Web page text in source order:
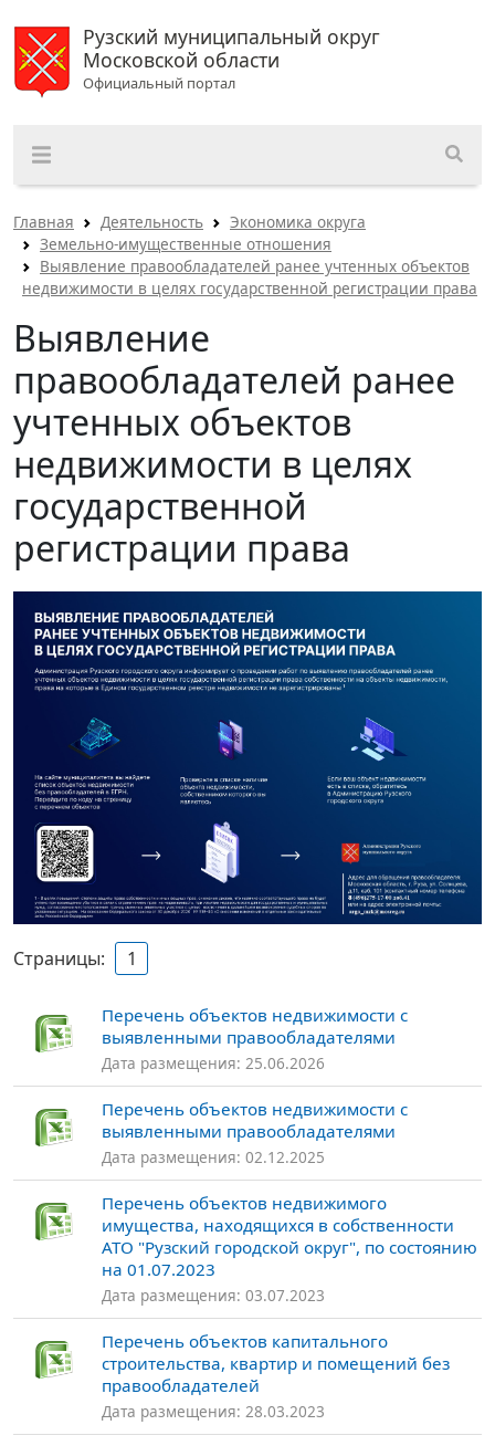
Рузский муниципальный округ
Московской области
Официальный портал
Главная Деятельность
Экономика округа
Земельно-имущественные отношения
Выявление правообладателей ранее учтенных объектов
недвижимости в целях государственной регистрации права
Выявление
правообладателей ранее
учтенных объектов
недвижимости в целях
государственной
регистрации права
Страницы: 1
Перечень объектов недвижимости с
выявленными правообладателями
Дата размещения: 25.06.2026
Перечень объектов недвижимости с
выявленными правообладателями
Дата размещения: 02.12.2025
Перечень объектов недвижимого
имущества, находящихся в собственности
АТО "Рузский городской округ", по состоянию
на 01.07.2023
Дата размещения: 03.07.2023
Перечень объектов капитального
строительства, квартир и помещений без
правообладателей
Дата размещения: 28.03.2023